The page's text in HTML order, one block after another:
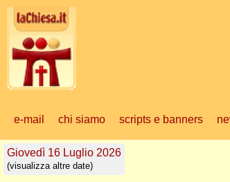
e-mail chi siamo scripts e banners
Giovedì 16 Luglio 2026
(visualizza altre date)